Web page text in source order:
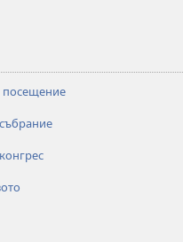
посещение